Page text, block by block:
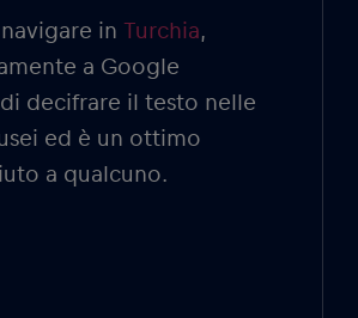
in Turchia,
a Google
decifrare il testo nelle
ed è un ottimo
a qualcuno.